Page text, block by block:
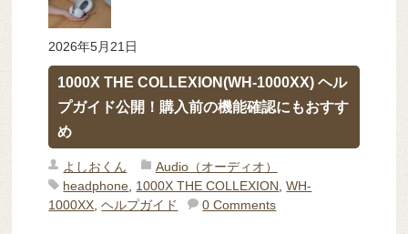
2026年5月21日
1000X THE COLLEXION(WH-1000XX) ヘル
プガイド公開！購入前の機能確認にもおすす
め
よしおくん
Audio（オーディオ）
headphone 1000X THE COLLEXION ,WH-
1000XX ,ヘルプガイド 0 Comments